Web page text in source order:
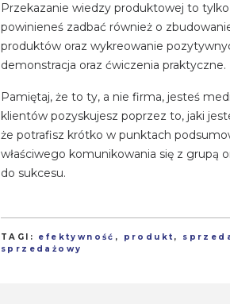
Przekazanie wiedzy produktowej to
powinieneś zadbać również o
produktów oraz wykreowanie
demonstracja oraz ćwiczenia praktyczne.
Pamiętaj, że to ty, a nie firma, jesteś
klientów pozyskujesz poprzez to, jaki
że potrafisz krótko w punktach
właściwego komunikowania się z grupą
do sukcesu.
TAGI: efektywność , produkt,
sprzedażowy